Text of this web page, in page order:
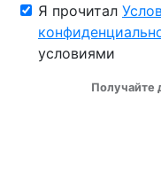
Я прочитал
условиями
Получайте